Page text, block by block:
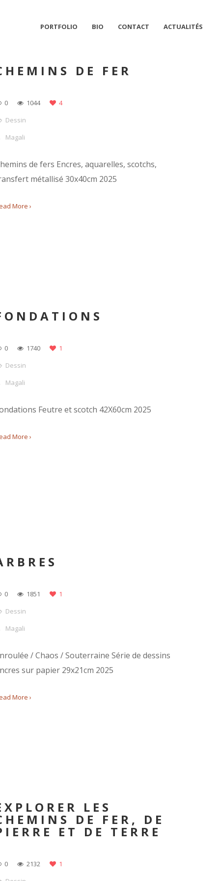
PORTFOLIO BIO CONTACT ACTUALITÉS
DE FER
0 1044
4
Dessin
Magali
de fers Encres, aquarelles, scotchs,
métallisé 30x40cm 2025
More ›
0 1740
1
Dessin
Magali
Feutre et scotch 42X60cm 2025
More ›
0 1851
1
Dessin
Magali
/ Chaos / Souterraine Série de dessins
sur papier 29x21cm 2025
More ›
LES
DE FER, DE
ET DE TERRE
0 2132
1